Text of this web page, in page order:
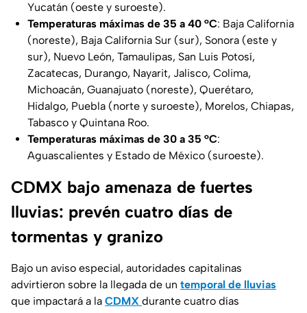
Yucatán (oeste y suroeste).
Temperaturas máximas de 35 a 40 °C: Baja California
(noreste), Baja California Sur (sur), Sonora (este y
sur), Nuevo León, Tamaulipas, San Luis Potosí,
Zacatecas, Durango, Nayarit, Jalisco, Colima,
Michoacán, Guanajuato (noreste), Querétaro,
Hidalgo, Puebla (norte y suroeste), Morelos, Chiapas,
Tabasco y Quintana Roo.
Temperaturas máximas de 30 a 35 °C:
Aguascalientes y Estado de México (suroeste).
CDMX bajo amenaza de fuertes
lluvias: prevén cuatro días de
tormentas y granizo
Bajo un aviso especial, autoridades capitalinas
advirtieron sobre la llegada de un temporal de lluvias
que impactará a la CDMX durante cuatro días